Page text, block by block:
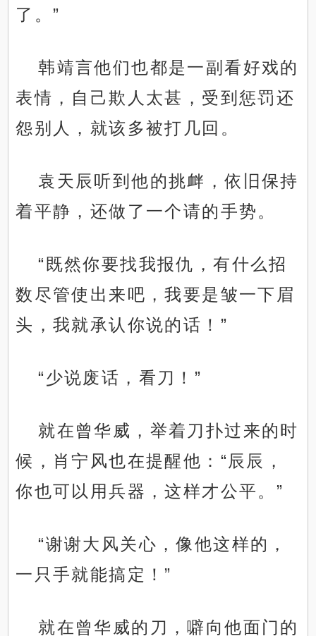
了。”
韩靖言他们也都是一副看好戏的
表情，自己欺人太甚，受到惩罚还
怨别人，就该多被打几回。
袁天辰听到他的挑衅，依旧保持
着平静，还做了一个请的手势。
“既然你要找我报仇，有什么招
数尽管使出来吧，我要是皱一下眉
头，我就承认你说的话！”
“少说废话，看刀！”
就在曾华威，举着刀扑过来的时
候，肖宁风也在提醒他：“辰辰，
你也可以用兵器，这样才公平。”
“谢谢大风关心，像他这样的，
一只手就能搞定！”
就在曾华威的刀，噼向他面门的